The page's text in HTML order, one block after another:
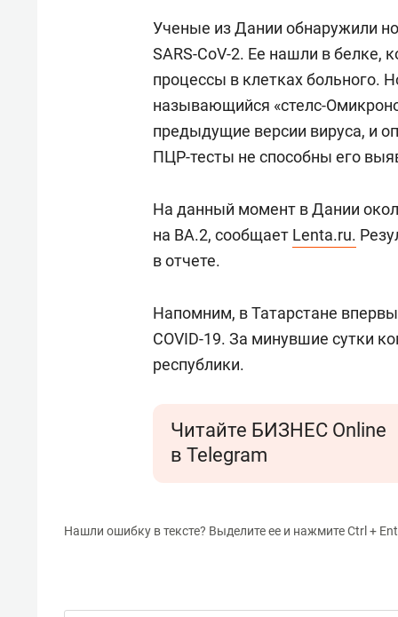
Ученые из Дании обнаружили
SARS-CoV-2. Ее нашли в белке,
процессы в клетках больного.
называющийся «стелс-
предыдущие версии вируса, и
ПЦР-тесты не способны его
На данный момент в Дании
на BA.2, сообщает Lenta.ru.
в отчете.
Напомним, в Татарстане
COVID-19. За минувшие сутки
республики.
Читайте БИЗНЕС Online
в Telegram
Нашли ошибку в тексте? Выделите ее и нажмите Ctrl +
Рекомендуем
комфорта под Казанью